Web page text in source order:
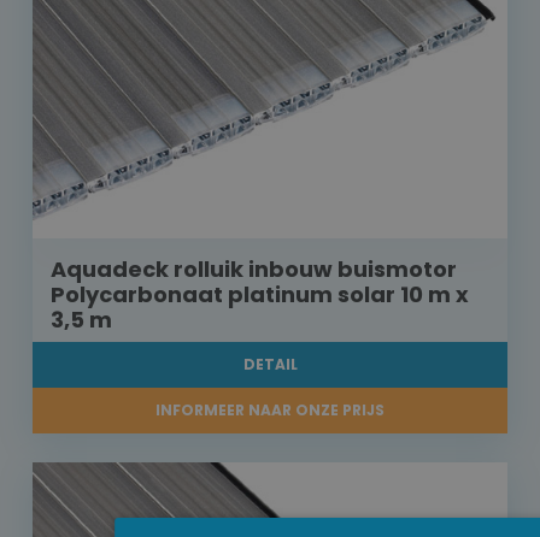
Aquadeck rolluik inbouw buismotor
Polycarbonaat platinum solar 10 m x
3,5 m
DETAIL
INFORMEER NAAR ONZE PRIJS